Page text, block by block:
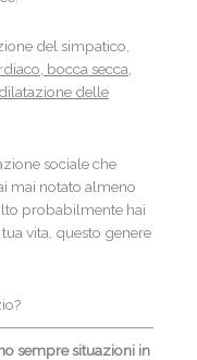
del simpatico,
bocca secca,
delle
sociale che
mai notato almeno
probabilmente hai
vita, questo genere
sempre situazioni in